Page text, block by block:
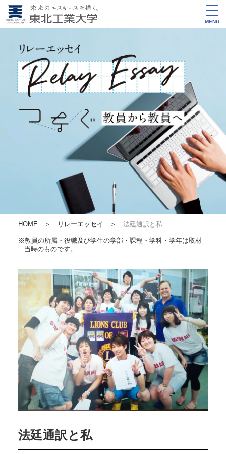
MENU
※教員の所属・役職及び学生の学部・課程・学科・学年は取材
当時のものです。
HOME ＞ リレーエッセイ ＞ 法廷通訳と私
法廷通訳と私